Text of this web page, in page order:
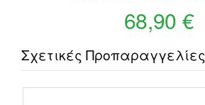
68,90 €
Σχετικές Προπαραγγελίες